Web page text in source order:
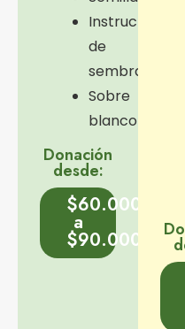
Instructivo
de
sembrado
Sobre
blanco
Donación
desde:
$60.000
a
$90.000